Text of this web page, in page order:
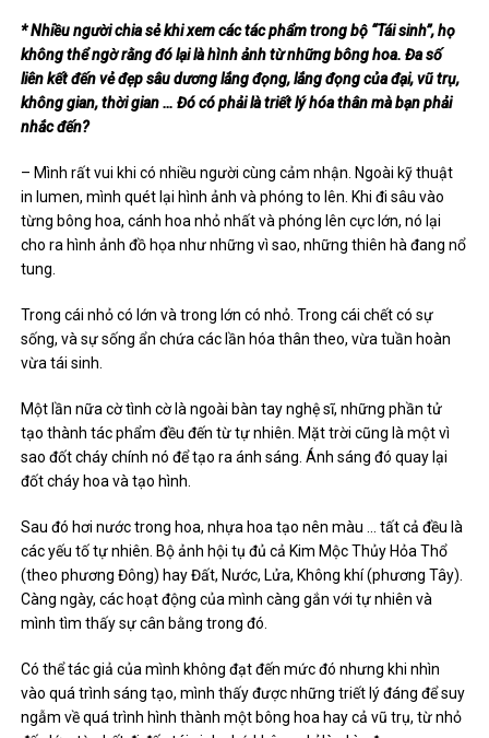
* Nhiều người chia sẻ khi xem các tác phẩm trong bộ “Tái sinh”, họ
không thể ngờ rằng đó lại là hình ảnh từ những bông hoa. Đa số
liên kết đến vẻ đẹp sâu dương lắng đọng, lắng đọng của đại, vũ trụ,
không gian, thời gian … Đó có phải là triết lý hóa thân mà bạn phải
nhắc đến?
– Mình rất vui khi có nhiều người cùng cảm nhận. Ngoài kỹ thuật
in lumen, mình quét lại hình ảnh và phóng to lên. Khi đi sâu vào
từng bông hoa, cánh hoa nhỏ nhất và phóng lên cực lớn, nó lại
cho ra hình ảnh đồ họa như những vì sao, những thiên hà đang nổ
tung.
Trong cái nhỏ có lớn và trong lớn có nhỏ. Trong cái chết có sự
sống, và sự sống ẩn chứa các lần hóa thân theo, vừa tuần hoàn
vừa tái sinh.
Một lần nữa cờ tình cờ là ngoài bàn tay nghệ sĩ, những phần tử
tạo thành tác phẩm đều đến từ tự nhiên. Mặt trời cũng là một vì
sao đốt cháy chính nó để tạo ra ánh sáng. Ánh sáng đó quay lại
đốt cháy hoa và tạo hình.
Sau đó hơi nước trong hoa, nhựa hoa tạo nên màu … tất cả đều là
các yếu tố tự nhiên. Bộ ảnh hội tụ đủ cả Kim Mộc Thủy Hỏa Thổ
(theo phương Đông) hay Đất, Nước, Lửa, Không khí (phương Tây).
Càng ngày, các hoạt động của mình càng gắn với tự nhiên và
mình tìm thấy sự cân bằng trong đó.
Có thể tác giả của mình không đạt đến mức đó nhưng khi nhìn
vào quá trình sáng tạo, mình thấy được những triết lý đáng để suy
ngẫm về quá trình hình thành một bông hoa hay cả vũ trụ, từ nhỏ